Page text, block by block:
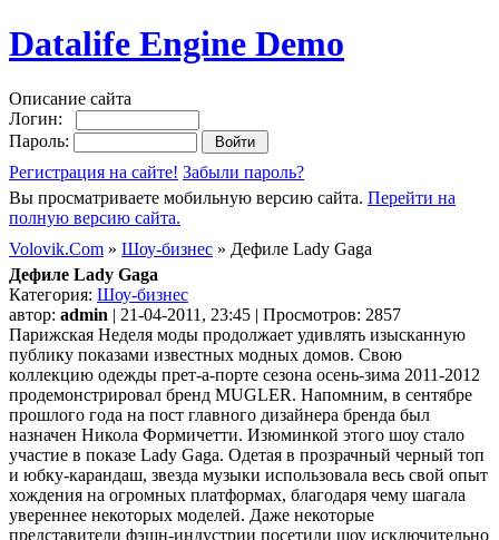
Datalife Engine Demo
Описание сайта
Логин:
Пароль:
Регистрация на сайте! Забыли пароль?
Вы просматриваете мобильную версию сайта. Перейти на
полную версию сайта.
Volovik.Com » Шоу-бизнес » Дефиле Lady Gaga
Дефиле Lady Gaga
Категория: Шоу-бизнес
автор: admin | 21-04-2011, 23:45 | Просмотров: 2857
Парижская Неделя моды продолжает удивлять изысканную
публику показами известных модных домов. Свою
коллекцию одежды прет-а-порте сезона осень-зима 2011-2012
продемонстрировал бренд MUGLER. Напомним, в сентябре
прошлого года на пост главного дизайнера бренда был
назначен Никола Формичетти. Изюминкой этого шоу стало
участие в показе Lady Gaga. Одетая в прозрачный черный топ
и юбку-карандаш, звезда музыки использовала весь свой опыт
хождения на огромных платформах, благодаря чему шагала
увереннее некоторых моделей. Даже некоторые
представители фэшн-индустрии посетили шоу исключительно